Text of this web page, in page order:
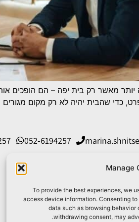
Manage
To provide the best experiences, we
access device information. Consenting
data such as browsing behavior
withdrawing consent, may
יותר מאשר רק בית יפה – הם הופכים
052-6194257